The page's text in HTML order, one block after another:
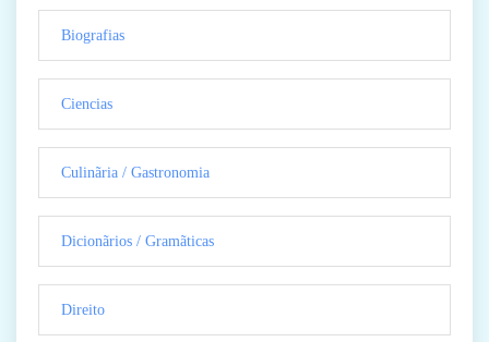
Biografias
Ciencias
Culinãria / Gastronomia
Dicionãrios / Gramãticas
Direito